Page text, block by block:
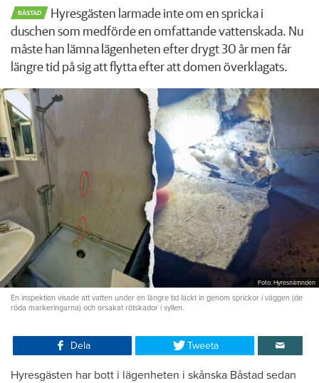
BÅSTAD
Hyresgästen larmade inte om en spricka i
duschen som medförde en omfattande vattenskada. Nu
måste han lämna lägenheten efter drygt 30 år men får
längre tid på sig att flytta efter att domen överklagats.
Foto: Hyresnämnden
En inspektion visade att vatten under en längre tid läckt in genom sprickor i väggen (de
röda markeringarna) och orsakat rötskador i syllen.
Dela Tweeta
Hyresgästen har bott i lägenheten i skånska Båstad sedan